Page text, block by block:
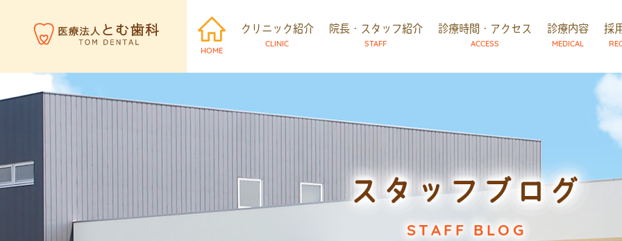
HOME
クリニック紹介
CLINIC
院長・スタッフ紹介
STAFF
診療時間・アクセス
ACCESS
診療内容
MEDICAL
採
スタッフブログ
STAFF BLOG